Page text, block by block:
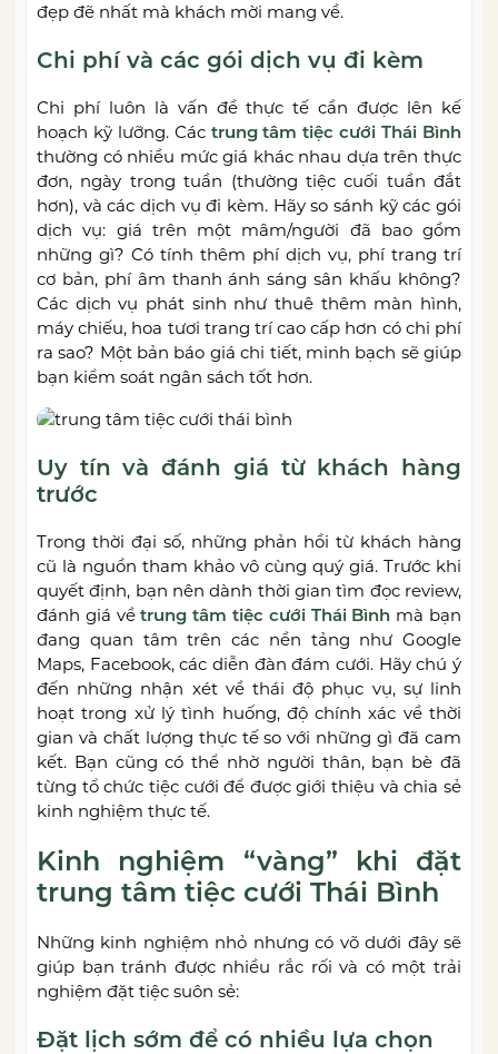
đẹp đẽ nhất mà khách mời mang về.
Chi phí và các gói dịch vụ đi kèm
Chi phí luôn là vấn đề thực tế cần được lên kế
hoạch kỹ lưỡng. Các trung tâm tiệc cưới Thái Bình
thường có nhiều mức giá khác nhau dựa trên thực
đơn, ngày trong tuần (thường tiệc cuối tuần đắt
hơn), và các dịch vụ đi kèm. Hãy so sánh kỹ các gói
dịch vụ: giá trên một mâm/người đã bao gồm
những gì? Có tính thêm phí dịch vụ, phí trang trí
cơ bản, phí âm thanh ánh sáng sân khấu không?
Các dịch vụ phát sinh như thuê thêm màn hình,
máy chiếu, hoa tươi trang trí cao cấp hơn có chi phí
ra sao? Một bản báo giá chi tiết, minh bạch sẽ giúp
bạn kiểm soát ngân sách tốt hơn.
Uy tín và đánh giá từ khách hàng
trước
Trong thời đại số, những phản hồi từ khách hàng
cũ là nguồn tham khảo vô cùng quý giá. Trước khi
quyết định, bạn nên dành thời gian tìm đọc review,
đánh giá vềtrung tâm tiệc cưới Thái Bình mà bạn
đang quan tâm trên các nền tảng như Google
Maps, Facebook, các diễn đàn đám cưới. Hãy chú ý
đến những nhận xét về thái độ phục vụ, sự linh
hoạt trong xử lý tình huống, độ chính xác về thời
gian và chất lượng thực tế so với những gì đã cam
kết. Bạn cũng có thể nhờ người thân, bạn bè đã
từng tổ chức tiệc cưới để được giới thiệu và chia sẻ
kinh nghiệm thực tế.
Kinh nghiệm “vàng” khi đặt
trung tâm tiệc cưới Thái Bình
Những kinh nghiệm nhỏ nhưng có võ dưới đây sẽ
giúp bạn tránh được nhiều rắc rối và có một trải
nghiệm đặt tiệc suôn sẻ:
Đặt lịch sớm để có nhiều lựa chọn